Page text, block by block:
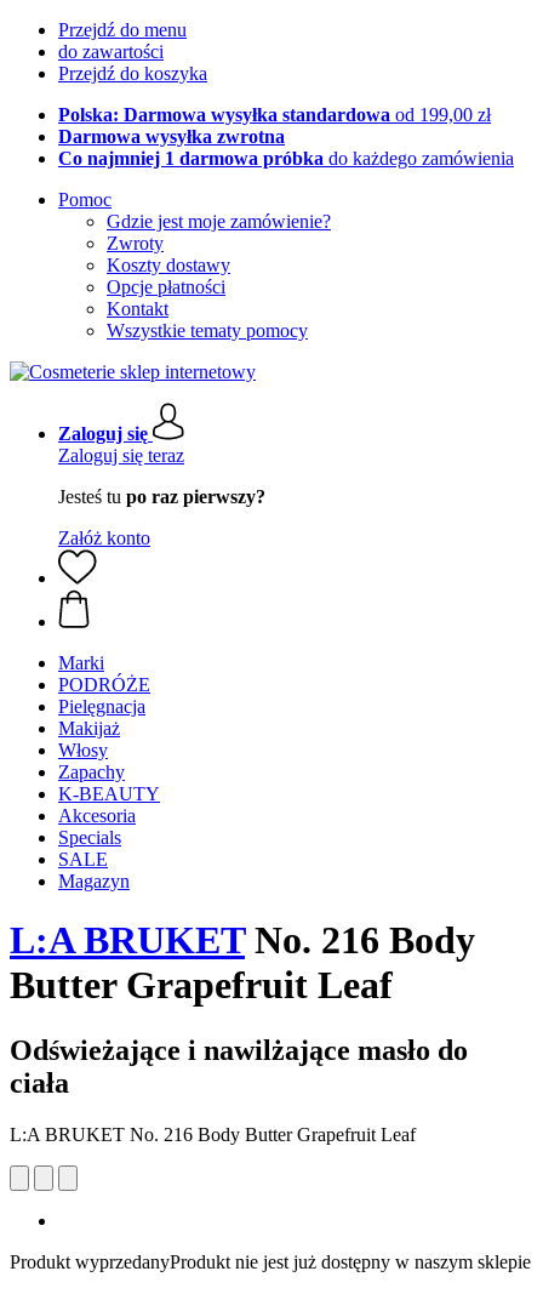
Przejdź do menu
do zawartości
Przejdź do koszyka
Polska: Darmowa wysyłka standardowa od 199,00 zł
Darmowa wysyłka zwrotna
Co najmniej 1 darmowa próbka do każdego zamówienia
Pomoc
Gdzie jest moje zamówienie?
Zwroty
Koszty dostawy
Opcje płatności
Kontakt
Wszystkie tematy pomocy
Zaloguj się
Zaloguj się teraz
Jesteś tu po raz pierwszy?
Załóż konto
Marki
PODRÓŻE
Pielęgnacja
Makijaż
Włosy
Zapachy
K-BEAUTY
Akcesoria
Specials
SALE
Magazyn
L:A BRUKETNo. 216 Body
Butter Grapefruit Leaf
Odświeżające i nawilżające masło do
ciała
L:A BRUKET No. 216 Body Butter Grapefruit Leaf
Produkt wyprzedanyProdukt nie jest już dostępny w naszym sklepie